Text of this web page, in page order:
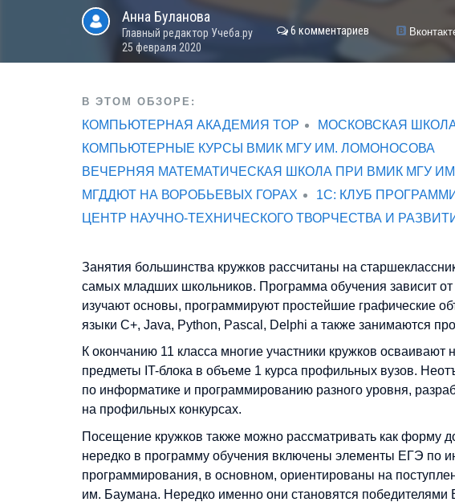
Анна Буланова
Главный редактор Учеба.ру
25 февраля 2020
6 комментариев
В ЭТОМ ОБЗОРЕ:
КОМПЬЮТЕРНАЯ АКАДЕМИЯ TOP
МОСКОВСКАЯ
КОМПЬЮТЕРНЫЕ КУРСЫ ВМИК МГУ ИМ. ЛОМОНОСОВА
ВЕЧЕРНЯЯ МАТЕМАТИЧЕСКАЯ ШКОЛА ПРИ ВМИК МГУ
МГДДЮТ НА ВОРОБЬЕВЫХ ГОРАХ
1С: КЛУБ
ЦЕНТР НАУЧНО-ТЕХНИЧЕСКОГО ТВОРЧЕСТВА И
Занятия большинства кружков рассчитаны на
самых младших школьников. Программа обучения зависит
изучают основы, программируют простейшие графические
языки C+, Java, Python, Pascal, Delphi а также занимаются
К окончанию 11 класса многие участники кружков
предметы IT-блока в объеме 1 курса профильных вузов.
по информатике и программированию разного уровня,
на профильных конкурсах.
Посещение кружков также можно рассматривать как форму
нередко в программу обучения включены элементы ЕГЭ по
программирования, в основном, ориентированы на
им. Баумана. Нередко именно они становятся